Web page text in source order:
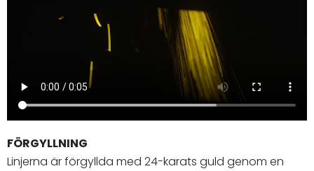
FÖRGYLLNING
Linjerna är förgyllda med 24-karats guld genom en